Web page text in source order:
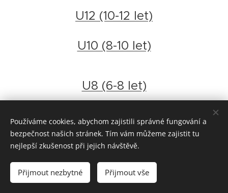
U12 (10-12 let)
U10 (8-10 let)
U8 (6-8 let)
Cookies
Používáme cookies, abychom zajistili správné fungování a
bezpečnost našich stránek. Tím vám můžeme zajistit tu
nejlepší zkušenost při jejich návštěvě.
Přijmout nezbytné Přijmout vše